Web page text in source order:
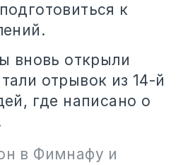
к
вновь открыли
отрывок из 14-й
где написано о
в Фимнафу и